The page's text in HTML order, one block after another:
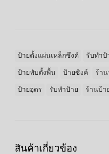
ป้ายตั้งแผ่นเหล็กซึงค์ รับทำป้
ป้ายพับตั้งพื้น ป้ายซิงค์ ร้า
ป้ายอุดร รับทำป้าย ร้านป้า
สินค้าเกี่ยวข้อง